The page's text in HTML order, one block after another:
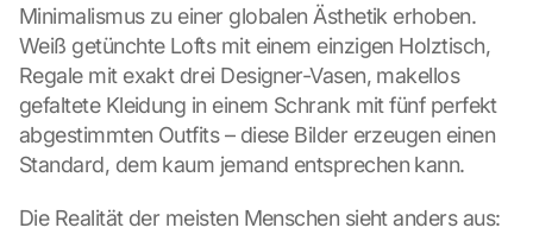
Minimalismus zu einer globalen Ästhetik erhoben.
Weiß getünchte Lofts mit einem einzigen Holztisch,
Regale mit exakt drei Designer-Vasen, makellos
gefaltete Kleidung in einem Schrank mit fünf perfekt
abgestimmten Outfits – diese Bilder erzeugen einen
Standard, dem kaum jemand entsprechen kann.
Die Realität der meisten Menschen sieht anders aus: